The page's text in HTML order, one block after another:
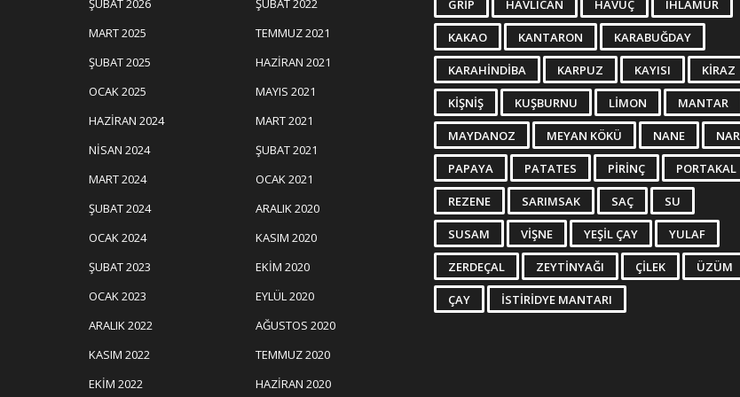
MART 2025
ŞUBAT 2025
OCAK 2025
HAZIRAN 2024
NISAN 2024
MART 2024
ŞUBAT 2024
OCAK 2024
ŞUBAT 2023
OCAK 2023
ARALIK 2022
KASIM 2022
EKIM 2022
TEMMUZ 2021
HAZIRAN 2021
MAYIS 2021
MART 2021
ŞUBAT 2021
OCAK 2021
ARALIK 2020
KASIM 2020
EKIM 2020
EYLÜL 2020
AĞUSTOS 2020
TEMMUZ 2020
HAZIRAN 2020
GRIP HAVLICAN HAVUÇ IHLAMUR
KAKAO KANTARON KARABUĞDAY
KARAHINDIBA KARPUZ KAYISI KIRAZ
KIŞNIŞ KUŞBURNU LIMON MANTAR
MAYDANOZ MEYAN KÖKÜ NANE NAR
PAPAYA PATATES PIRINÇ PORTAKAL
REZENE SARIMSAK SAÇ SU
SUSAM VIŞNE YEŞIL ÇAY YULAF
ZERDEÇAL ZEYTINYAĞI ÇILEK ÜZÜM
ÇAY İSTIRIDYE MANTARI